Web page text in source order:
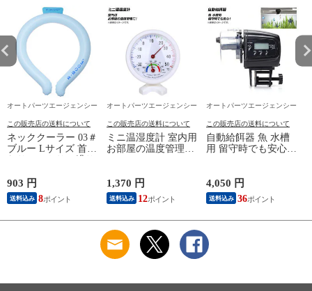
オートパーツエージェンシー
この販売店の送料について
ネッククーラー 03＃
ブルー Lサイズ 首ま
L03BL
903 円
送料込み 8
オートパーツエージェンシー
この販売店の送料について
ミニ温湿度計 室内用
お部屋の温度管理
1,370 円
送料込み 12
オートパーツエージェンシー
この販売店の送料について
自動給餌器 魚 水槽
用 留守時でも安心！
4,050 円
送料込み 36